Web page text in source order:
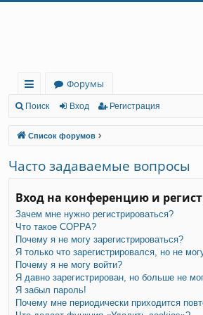
с
ы
лк
и
Форумы
Поиск Вход Регистрация
Список форумов
Часто задаваемые вопросы
Вход на конференцию и
Зачем мне нужно регистрироваться?
Что такое COPPA?
Почему я не могу зарегистрироваться?
Я только что зарегистрировался, но не
Почему я не могу войти?
Я давно зарегистрирован, но больше не
Я забыл пароль!
Почему мне периодически приходится